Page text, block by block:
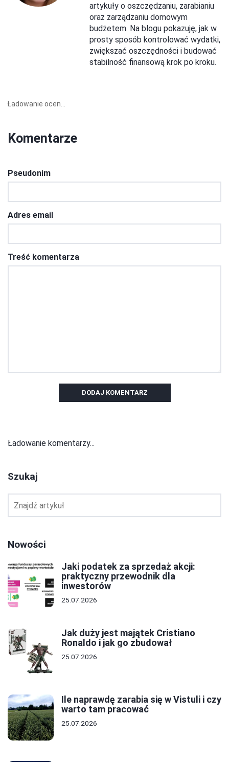
artykuły o oszczędzaniu, zarabianiu
oraz zarządzaniu domowym
budżetem. Na blogu pokazuję, jak w
prosty sposób kontrolować wydatki,
zwiększać oszczędności i budować
stabilność finansową krok po kroku.
Ładowanie ocen...
Komentarze
Pseudonim
Adres email
Treść komentarza
DODAJ KOMENTARZ
Ładowanie komentarzy...
Szukaj
Nowości
Jaki podatek za sprzedaż akcji:
praktyczny przewodnik dla
inwestorów
25.07.2026
Jak duży jest majątek Cristiano
Ronaldo i jak go zbudował
25.07.2026
Ile naprawdę zarabia się w Vistuli i czy
warto tam pracować
25.07.2026